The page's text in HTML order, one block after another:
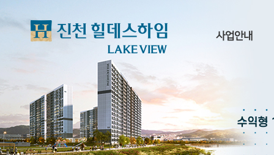
사업안내
사업개요
입지환경
프리미엄
단
수익형